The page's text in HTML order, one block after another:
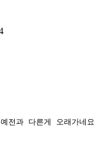
전과 다른게 오래가네요